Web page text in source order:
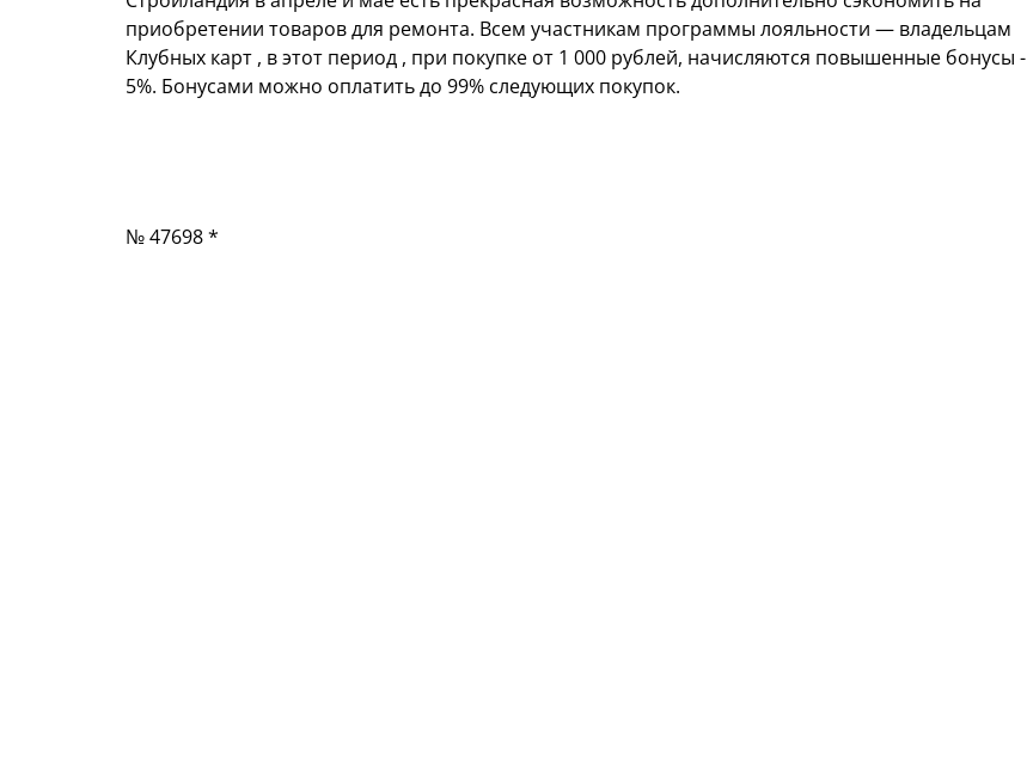
приобретении товаров для ремонта. Всем участникам программы лояльности — владельцам
Клубных карт , в этот период , при покупке от 1 000 рублей, начисляются повышенные бонусы -
5%. Бонусами можно оплатить до 99% следующих покупок.
№ 47698 *